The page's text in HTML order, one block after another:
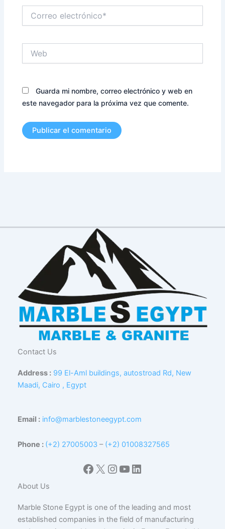
electrónico*
Guarda mi nombre, correo electrónico y web en
este navegador para la próxima vez que comente.
Contact Us
Address : 99 El-Aml buildings, autostroad Rd, New
Maadi, Cairo , Egypt
Email : info@marblestoneegypt.com
Phone : (+2) 27005003 – (+2) 01008327565
Facebook
X Instagram
YouTube
LinkedIn
About Us
Marble Stone Egypt is one of the leading and most
established companies in the field of manufacturing